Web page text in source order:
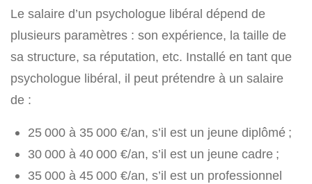
Le salaire d’un psychologue libéral dépend de
plusieurs paramètres : son expérience, la taille de
sa structure, sa réputation, etc. Installé en tant que
psychologue libéral, il peut prétendre à un salaire
de :
25 000 à 35 000 €/an, s’il est un jeune diplômé ;
30 000 à 40 000 €/an, s’il est un jeune cadre ;
35 000 à 45 000 €/an, s’il est un professionnel